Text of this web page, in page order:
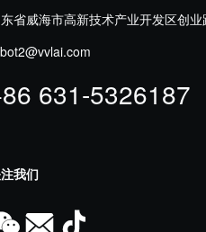
省威海市高新技术产业开发区创
631-5326187
我们
 